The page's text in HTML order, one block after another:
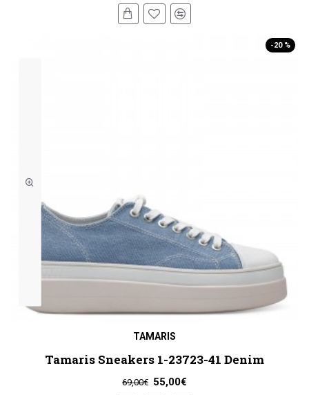
-20 %
TAMARIS
Tamaris Sneakers 1-23723-41 Denim
55,00€
69,00€